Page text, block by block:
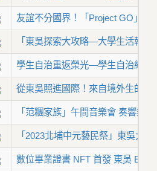
友誼不分國界！「Project GO」打
「東吳探索大攻略—大學生活報
學生自治重返榮光—學生自治組織
從東吳照進國際！來自境外生的真
「范糰家族」午間音樂會 奏響樂
「2023北埔中元藝民祭」東吳大
數位畢業證書 NFT 首發 東吳